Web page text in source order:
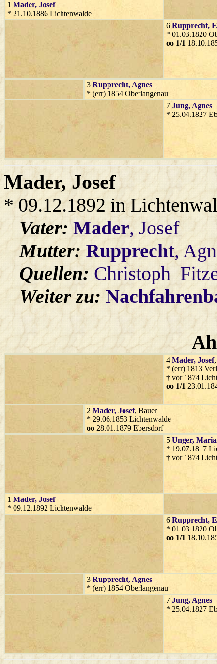
1 Mader, Josef
* 21.10.1886 Lichtenwalde
6 Rupprecht,
* 01.03.1820
oo 1/1
3 Rupprecht, Agnes
* (err) 1854 Oberlangenau
7 Jung, Agnes
* 25.04.1827
Mader, Josef
* 09.12.1892 in
Vater:Mader, Josef
Mutter:Rupprecht,
Quellen:
Weiter zu:
4 Mader, Josef
* (err) 1813
† vor 1874
oo 1/1
2 Mader, Josef, Bauer
* 29.06.1853 Lichtenwalde
oo 28.01.1879 Ebersdorf
5 Unger,
* 19.07.1817
† vor 1874
1 Mader, Josef
* 09.12.1892 Lichtenwalde
6 Rupprecht,
* 01.03.1820
oo 1/1
3 Rupprecht, Agnes
* (err) 1854 Oberlangenau
7 Jung, Agnes
* 25.04.1827